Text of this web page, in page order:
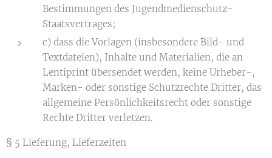
Bestimmungen des Jugendmedienschutz-
Staatsvertrages;
c) dass die Vorlagen (insbesondere Bild- und
Textdateien), Inhalte und Materialien, die an
Lentiprint übersendet werden, keine Urheber-,
Marken- oder sonstige Schutzrechte Dritter, das
allgemeine Persönlichkeitsrecht oder sonstige
Rechte Dritter verletzen.
§ 5 Lieferung, Lieferzeiten